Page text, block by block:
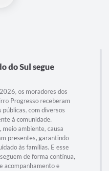
do Sul segue
os moradores dos
Progresso receberam
com diversos
à comunidade.
meio ambiente, causa
presentes, garantindo
às famílias. E esse
de forma contínua,
acompanhamento e